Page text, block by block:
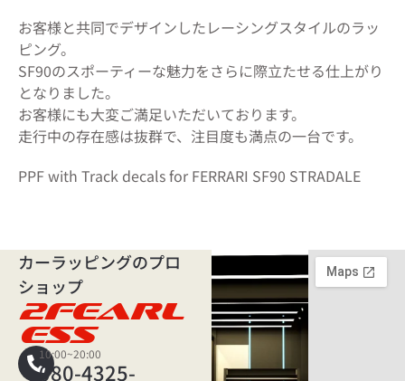
お客様と共同でデザインしたレーシングスタイルのラッ
ピング。
SF90のスポーティーな魅力をさらに際立たせる仕上がり
となりました。
お客様にも大変ご満足いただいております。
走行中の存在感は抜群で、注目度も満点の一台です。
PPF with Track decals for FERRARI SF90 STRADALE
カーラッピングのプロ
ショップ
2FEARL
ESS
10:00~20:00
080-4325-